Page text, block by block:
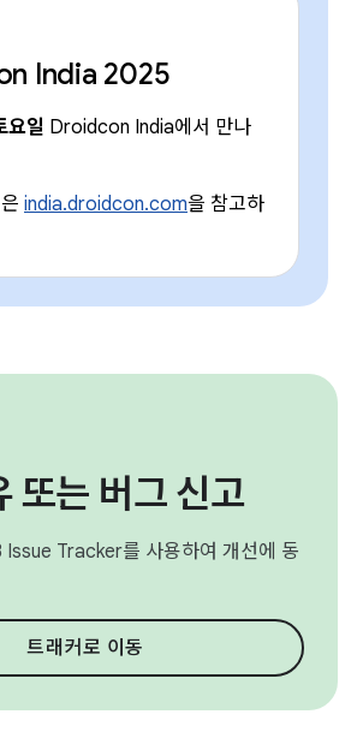
India 2025
요일 Droidcon India에서 만나
india.droidcon.com을 참고하
또는 버그 신고
Tracker를 사용하여 개선에 동
트래커로 이동